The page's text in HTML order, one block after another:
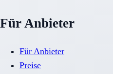
Für Anbieter
Für Anbieter
Preise